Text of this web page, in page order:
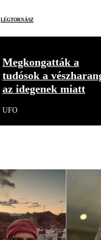
légtornász
Megkongatták a
tudósok a
az idegenek miatt
UFO